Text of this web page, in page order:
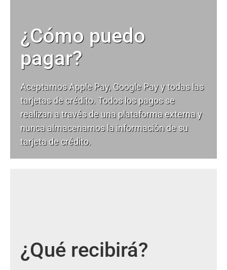
¿Cómo puedo
pagar?
Aceptamos Apple Pay, Google Pay y todas las
tarjetas de crédito. Todos los pagos se
realizan a través de una plataforma externa y
nunca almacenamos la información de su
tarjeta de crédito.
¿Qué recibirá?